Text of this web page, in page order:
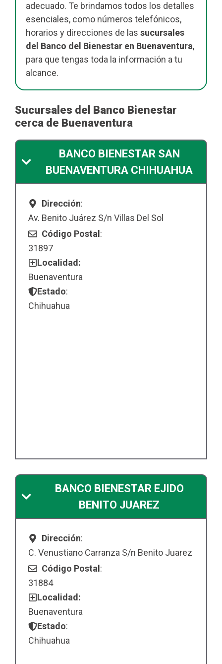
adecuado. Te brindamos todos los detalles
esenciales, como números telefónicos,
horarios y direcciones de las sucursales
del Banco del Bienestar en Buenaventura,
para que tengas toda la información a tu
alcance.
Sucursales del Banco Bienestar
cerca de Buenaventura
BANCO BIENESTAR SAN
BUENAVENTURA CHIHUAHUA
Dirección:
Av. Benito Juárez S/n Villas Del Sol
Código Postal :
31897
Localidad:
Buenaventura
Estado:
Chihuahua
BANCO BIENESTAR EJIDO
BENITO JUAREZ
Dirección:
C. Venustiano Carranza S/n Benito Juarez
Código Postal :
31884
Localidad:
Buenaventura
Estado:
Chihuahua